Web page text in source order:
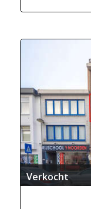
Verkocht